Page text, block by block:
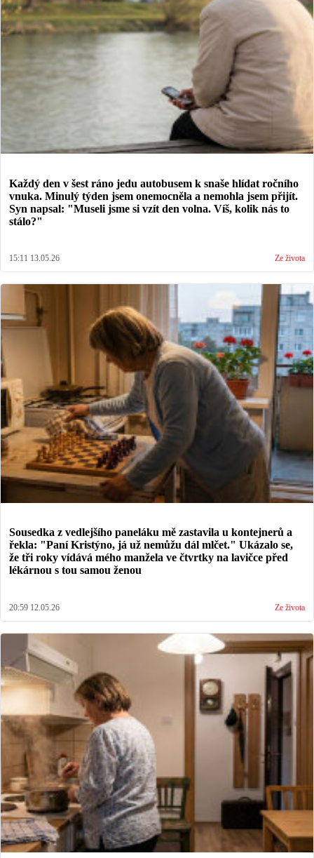
Každý den v šest ráno jedu autobusem k snaše hlídat ročního
vnuka. Minulý týden jsem onemocněla a nemohla jsem přijít.
Syn napsal: "Museli jsme si vzít den volna. Víš, kolik nás to
stálo?"
15:11 13.05.26 Ze života
Sousedka z vedlejšího paneláku mě zastavila u kontejnerů a
řekla: "Paní Kristýno, já už nemůžu dál mlčet." Ukázalo se,
že tři roky vídává mého manžela ve čtvrtky na lavičce před
lékárnou s tou samou ženou
20:59 12.05.26 Ze života